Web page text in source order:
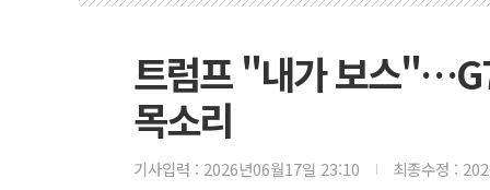
트럼프 "내가 보스
목소리
기사입력 : 2026년06월17일 23:10 최종수정 :